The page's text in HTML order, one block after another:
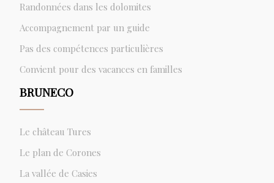
Randonnées dans les dolomites
Accompagnement par un guide
Pas des compétences particulières
Convient pour des vacances en familles
BRUNECO
Le château Tures
Le plan de Corones
La vallée de Casies